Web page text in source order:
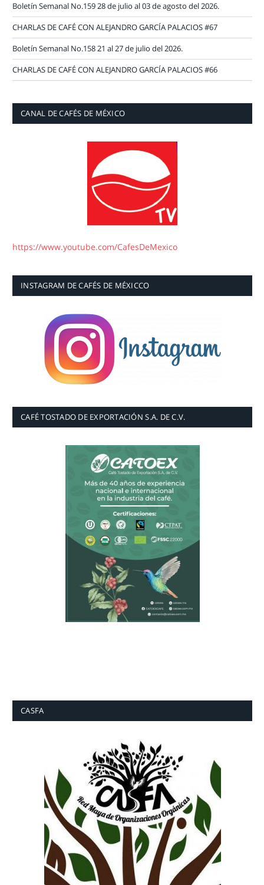
Boletín Semanal No.159 28 de julio al 03 de agosto del 2026.
CHARLAS DE CAFÉ CON ALEJANDRO GARCÍA PALACIOS #67
Boletín Semanal No.158 21 al 27 de julio del 2026.
CHARLAS DE CAFÉ CON ALEJANDRO GARCÍA PALACIOS #66
CANAL DE CAFÉS DE MÉXICO
https://www.youtube.com/CafesDeMexico
INSTAGRAM DE CAFÉS DE MÉXICCO
CAFÉ TOSTADO DE EXPORTACIÓN S.A. DE C.V.
CASFA